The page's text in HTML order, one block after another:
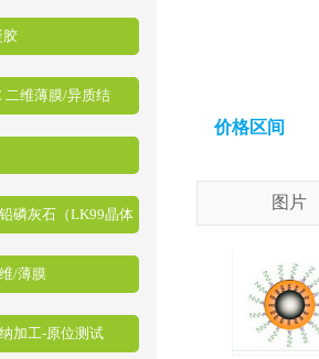
胶
二维薄膜/异质结
磷灰石（LK99晶体
/薄膜
加工-原位测试
价格区间
图片